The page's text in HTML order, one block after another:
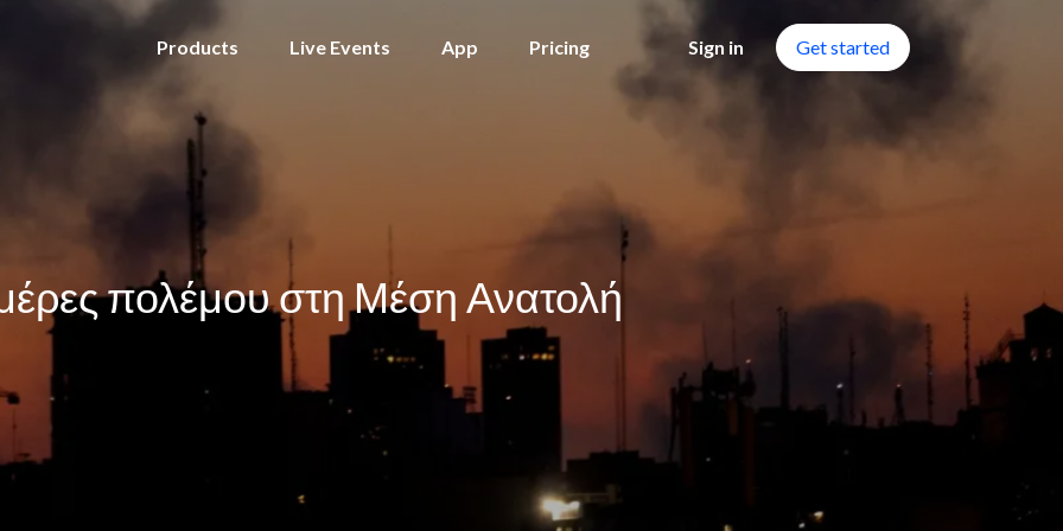
Products Live Events App Pricing Sign in Get started
πολέμου στη Μέση Ανατολή